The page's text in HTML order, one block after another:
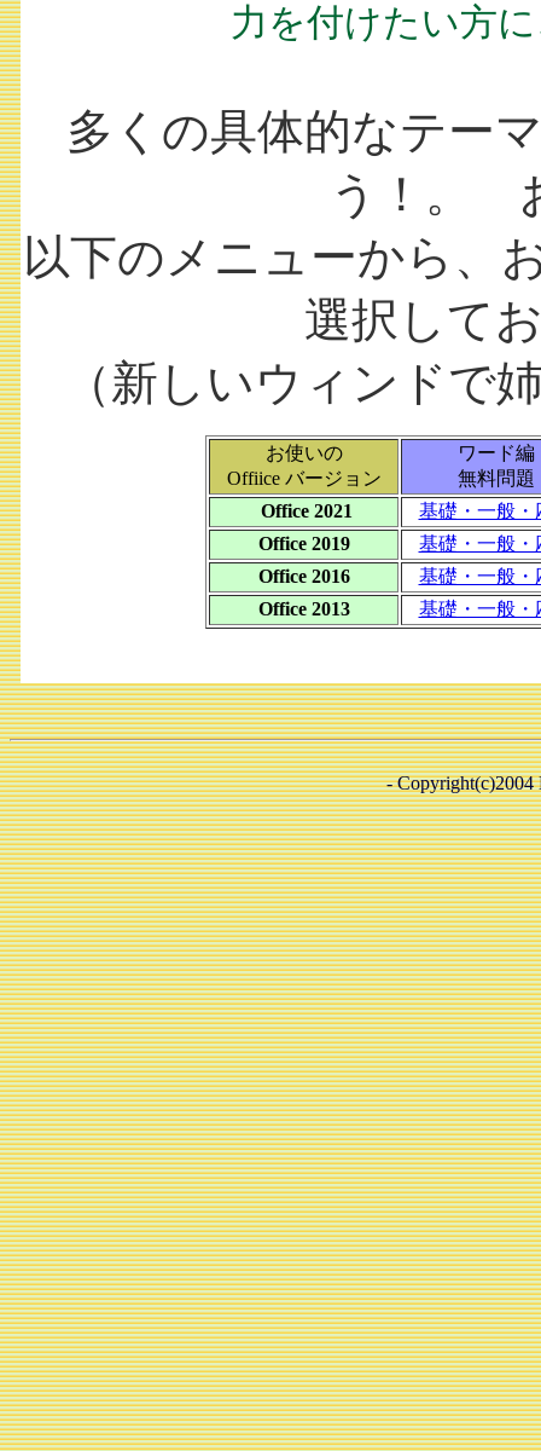
力を付けたい方
多くの具体的なテー
う！。
以下のメニューから、
選択して
（新しいウィンドで
お使いの
Offiice バージョン
ワード編
無料問題
Office 2021
基礎・一般・
Office 2019
基礎・一般・
Office 2016
基礎・一般・
Office 2013
基礎・一般・
- Copyright(c)2004